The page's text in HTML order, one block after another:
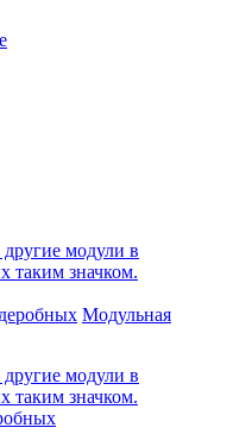
модули в
таким значком.
Модульная
модули в
таким значком.